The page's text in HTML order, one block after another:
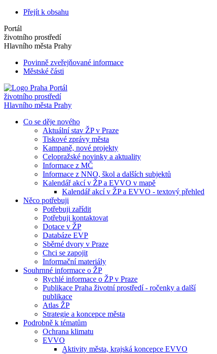
Přejít k obsahu
Portál
životního prostředí
Hlavního města Prahy
Povinně zveřejňované informace
Městské části
Portál
životního prostředí
Hlavního města Prahy
Co se děje nového
Aktuální stav ŽP v Praze
Tiskové zprávy města
Kampaně, nové projekty
Celopražské novinky a aktuality
Informace z MČ
Informace z NNO, škol a dalších subjektů
Kalendář akcí v ŽP a EVVO v mapě
Kalendář akcí v ŽP a EVVO - textový přehled
Něco potřebuji
Potřebuji zařídit
Potřebuji kontaktovat
Dotace v ŽP
Databáze EVP
Sběrné dvory v Praze
Chci se zapojit
Informační materiály
Souhrnné informace o ŽP
Rychlé informace o ŽP v Praze
Publikace Praha životní prostředí - ročenky a další
publikace
Atlas ŽP
Strategie a koncepce města
Podrobně k tématům
Ochrana klimatu
EVVO
Aktivity města, krajská koncepce EVVO